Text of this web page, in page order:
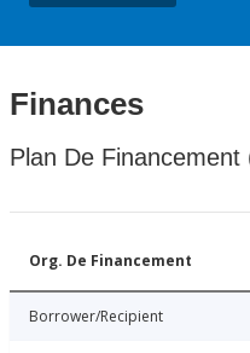
Finances
Plan De Financement
Org. De Financement
Borrower/Recipient